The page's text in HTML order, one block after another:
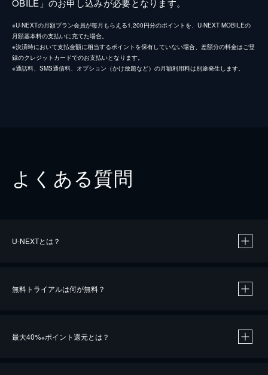
OBILE」のお申し込みが必要となります。
※U-NEXTの月額プラン会員が毎月もらえる1,200円分のポイントを、U-NEXT MOBILEの
月額基本料の支払いに充てた場合。
※決済時において支払金額に相当するポイントを保有していない場合、差額分の料金はご登
録のクレジットカードでのお支払いとなります。
※通話料、SMS通信料、オプション（かけ放題など）の月額利用料は別途発生します。
よくある質問
U-NEXTとは？
無料トライアルは何が無料？
最大40%※ポイント還元とは？